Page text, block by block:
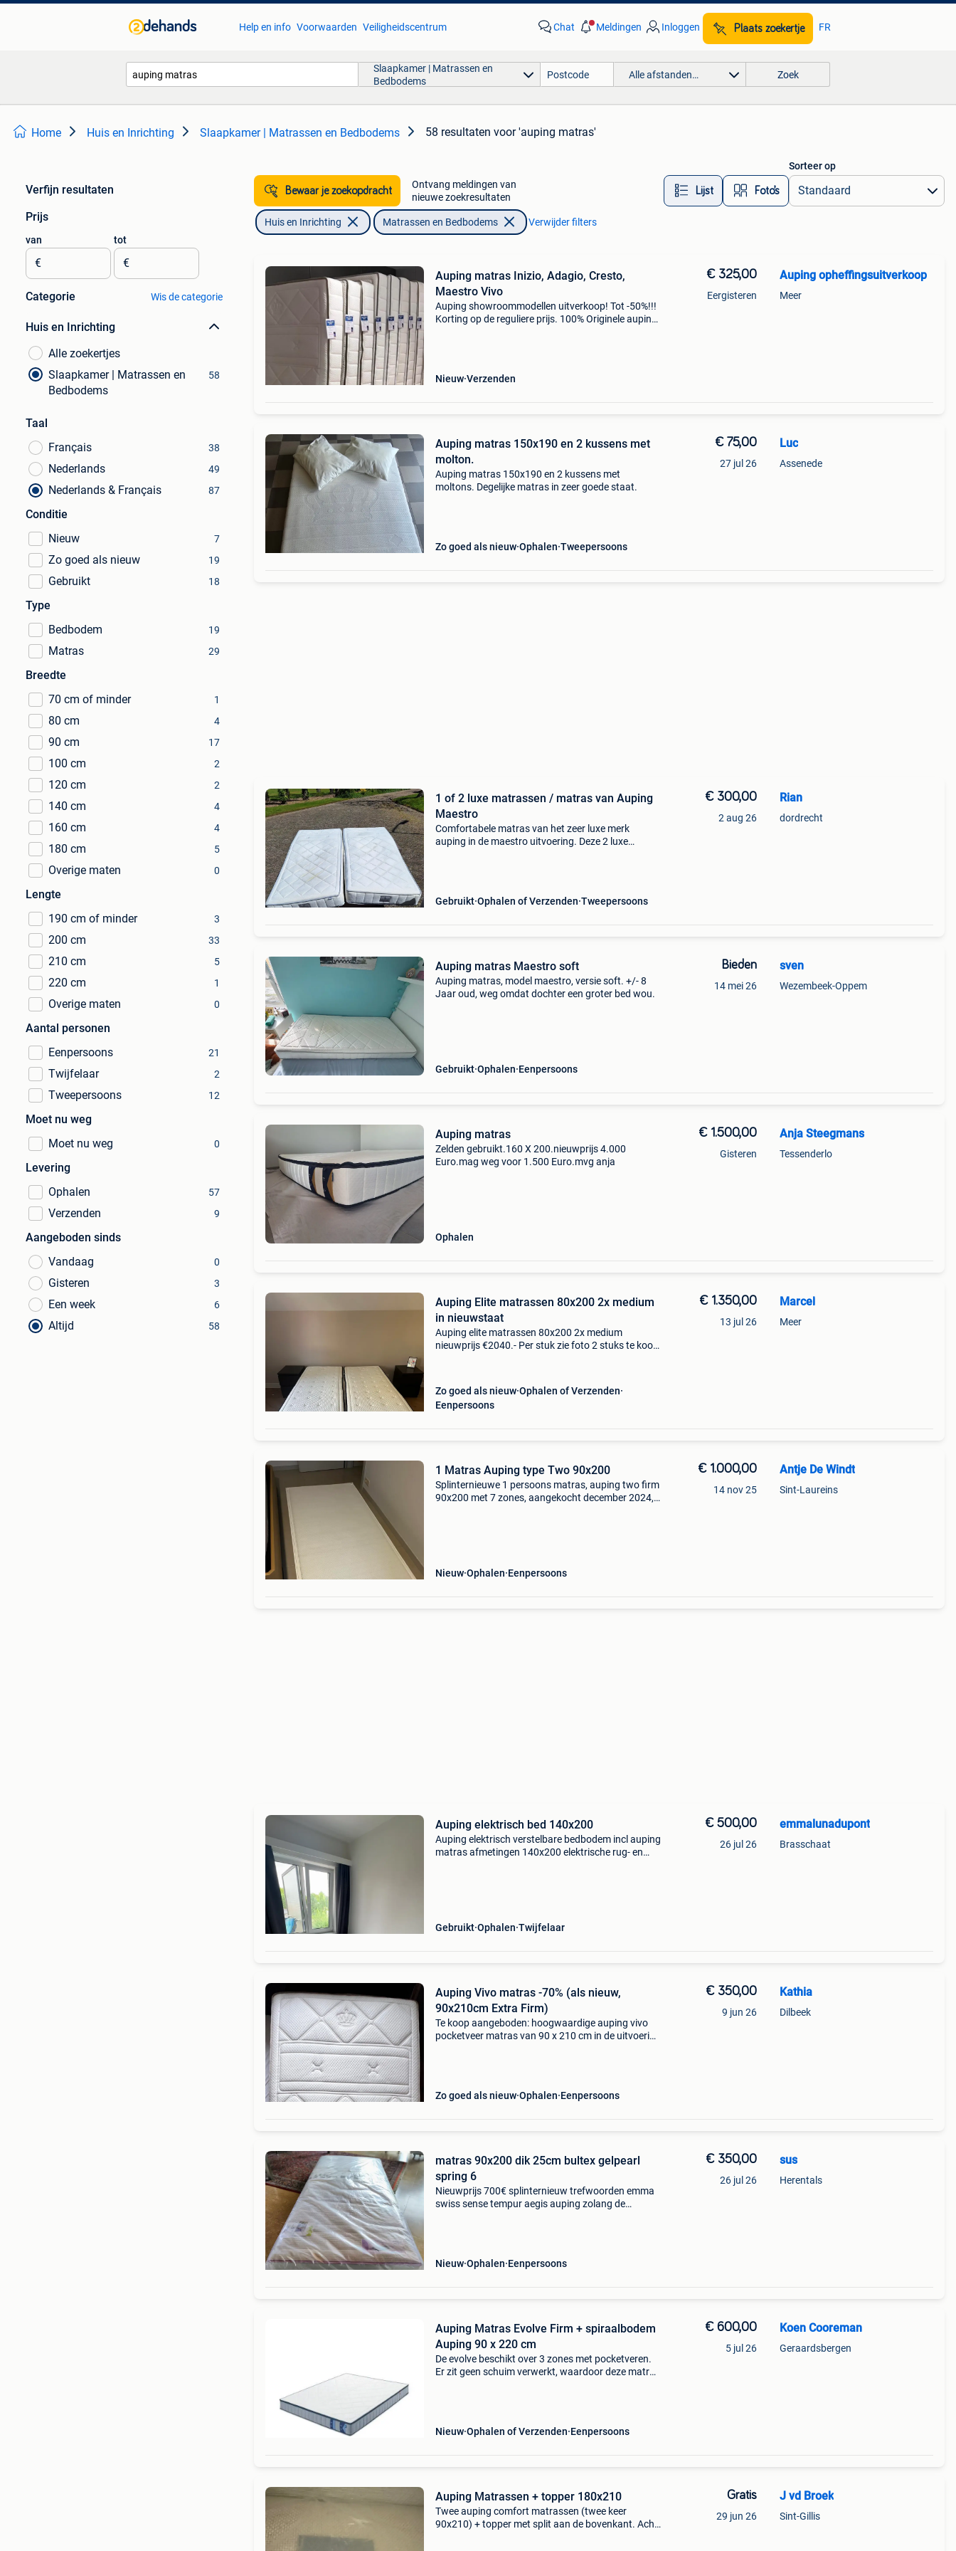
Help en info Voorwaarden Veiligheidscentrum Chat Meldingen Inloggen Plaats zoekertje FR
Slaapkamer | Matrassen en
Bedbodems
Alle afstanden… Zoek
Home Huis en Inrichting Slaapkamer | Matrassen en Bedbodems 58 resultaten voor 'auping matras'
Verfijn resultaten
Prijs
van
€
tot
€
Categorie Wis de categorie
Huis en Inrichting
Alle zoekertjes
Slaapkamer | Matrassen en
Bedbodems
58
Taal
Français
38
Nederlands 49
Nederlands & Français 87
Conditie
Nieuw
7
Zo goed als nieuw 19
Gebruikt 18
Type
Bedbodem
19
Matras 29
Breedte
70 cm of minder
1
80 cm 4
90 cm 17
100 cm 2
120 cm 2
140 cm 4
160 cm 4
180 cm 5
Overige maten 0
Lengte
190 cm of minder
3
200 cm 33
210 cm 5
220 cm 1
Overige maten 0
Aantal personen
Eenpersoons
21
Twijfelaar 2
Tweepersoons 12
Moet nu weg
Moet nu weg
0
Levering
Ophalen
57
Verzenden 9
Aangeboden sinds
Vandaag
0
Gisteren 3
Een week 6
Altijd 58
Bewaar je zoekopdracht
Ontvang meldingen van
nieuwe zoekresultaten
Lijst Foto’s
Sorteer op
Huis en Inrichting Matrassen en Bedbodems Verwijder filters
Auping matras Inizio, Adagio, Cresto,
Maestro Vivo
Auping showroommodellen uitverkoop! Tot -50%!!!
Korting op de reguliere prijs. 100% Originele auping
Nieuw Verzenden
€ 325,00
Eergisteren
Auping opheffingsuitverkoop
Meer
Auping matras 150x190 en 2 kussens met
molton.
Auping matras 150x190 en 2 kussens met
moltons. Degelijke matras in zeer goede staat.
Zo goed als nieuw Ophalen Tweepersoons
€ 75,00
27 jul 26
Luc
Assenede
1 of 2 luxe matrassen / matras van Auping
Maestro
Comfortabele matras van het zeer luxe merk
auping in de maestro uitvoering. Deze 2 luxe
Gebruikt Ophalen of Verzenden Tweepersoons
€ 300,00
2 aug 26
Rian
dordrecht
Auping matras Maestro soft
Auping matras, model maestro, versie soft. +/- 8
Jaar oud, weg omdat dochter een groter bed wou.
Gebruikt Ophalen Eenpersoons
Bieden
14 mei 26
sven
Wezembeek-Oppem
Auping matras
Zelden gebruikt.160 X 200.nieuwprijs 4.000
Euro.mag weg voor 1.500 Euro.mvg anja
Ophalen
€ 1.500,00
Gisteren
Anja Steegmans
Tessenderlo
Auping Elite matrassen 80x200 2x medium
in nieuwstaat
Auping elite matrassen 80x200 2x medium
nieuwprijs €2040.- Per stuk zie foto 2 stuks te koop
Zo goed als nieuw Ophalen of Verzenden
Eenpersoons
€ 1.350,00
13 jul 26
Marcel
Meer
1 Matras Auping type Two 90x200
Splinternieuwe 1 persoons matras, auping two firm
90x200 met 7 zones, aangekocht december 2024,
Nieuw Ophalen Eenpersoons
€ 1.000,00
14 nov 25
Antje De Windt
Sint-Laureins
Auping elektrisch bed 140x200
Auping elektrisch verstelbare bedbodem incl auping
matras afmetingen 140x200 elektrische rug- en
Gebruikt Ophalen Twijfelaar
€ 500,00
26 jul 26
emmalunadupont
Brasschaat
Auping Vivo matras -70% (als nieuw,
90x210cm Extra Firm)
Te koop aangeboden: hoogwaardige auping vivo
pocketveer matras van 90 x 210 cm in de uitvoering
Zo goed als nieuw Ophalen Eenpersoons
€ 350,00
9 jun 26
Kathia
Dilbeek
matras 90x200 dik 25cm bultex gelpearl
spring 6
Nieuwprijs 700€ splinternieuw trefwoorden emma
swiss sense tempur aegis auping zolang de
Nieuw Ophalen Eenpersoons
€ 350,00
26 jul 26
sus
Herentals
Auping Matras Evolve Firm + spiraalbodem
Auping 90 x 220 cm
De evolve beschikt over 3 zones met pocketveren.
Er zit geen schuim verwerkt, waardoor deze matras
Nieuw Ophalen of Verzenden Eenpersoons
€ 600,00
5 jul 26
Koen Cooreman
Geraardsbergen
Auping Matrassen + topper 180x210
Twee auping comfort matrassen (twee keer
90x210) + topper met split aan de bovenkant. Acht
Gratis
29 jun 26
J vd Broek
Sint-Gillis